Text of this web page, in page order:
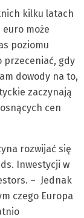
kilku latach
euro może
poziomu
przeceniać, gdy
dowody na to,
zaczynają
cen
rozwijać się
Inwestycji w
– Jednak
czego Europa